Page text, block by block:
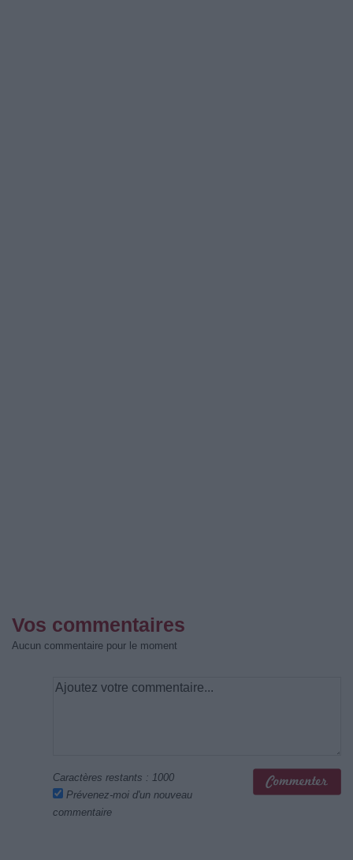
Vos commentaires
Aucun commentaire pour le moment
Caractères restants : 1000
Prévenez-moi d'un nouveau
commentaire